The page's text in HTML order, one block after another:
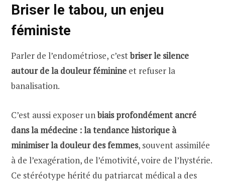
Briser le tabou, un enjeu
féministe
Parler de l’endométriose, c’estbriser le silence
autour de la douleur féminine et refuser la
banalisation.
C’est aussi exposer unbiais profondément ancré
dans la médecine : la tendance historique à
minimiser la douleur des femmes, souvent assimilée
à de l’exagération, de l’émotivité, voire de l’hystérie.
Ce stéréotype hérité du patriarcat médical a des